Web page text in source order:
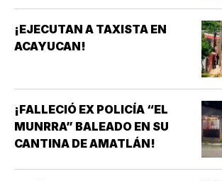
¡EJECUTAN A TAXISTA EN
ACAYUCAN!
¡FALLECIÓ EX POLICÍA “EL
MUNRRA” BALEADO EN SU
CANTINA DE AMATLÁN!